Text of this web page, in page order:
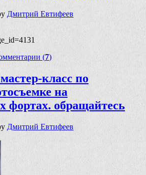
Дмитрий Евтифеев
(7)
класс по
на
фортах. обращайтесь
Дмитрий Евтифеев